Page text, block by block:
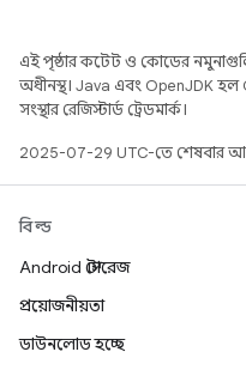
এই পৃষ্ঠার কন্টেন্ট ও কোডের
অধীনস্থ। Java এবং OpenJDK
সংস্থার রেজিস্টার্ড ট্রেডমার্ক।
2025-07-29 UTC-তে শেষবার
বিল্ড
Android স্টোরেজ
প্রয়োজনীয়তা
ডাউনলোড হচ্ছে